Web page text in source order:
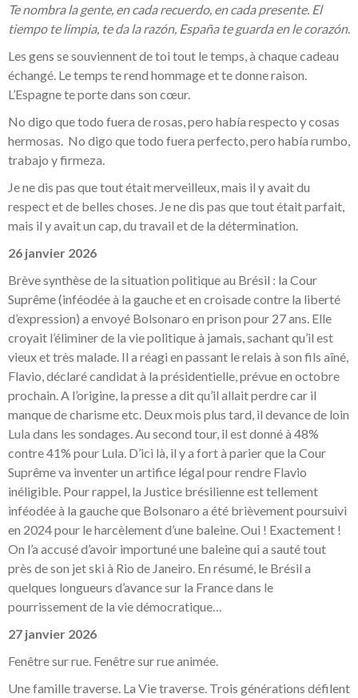
Te nombra la gente, en cada recuerdo, en cada presente. El
tiempo te limpia, te da la razón, España te guarda en le corazón.
Les gens se souviennent de toi tout le temps, à chaque cadeau
échangé. Le temps te rend hommage et te donne raison.
L’Espagne te porte dans son cœur.
No digo que todo fuera de rosas, pero había respecto y cosas
hermosas. No digo que todo fuera perfecto, pero había rumbo,
trabajo y firmeza.
Je ne dis pas que tout était merveilleux, mais il y avait du
respect et de belles choses. Je ne dis pas que tout était parfait,
mais il y avait un cap, du travail et de la détermination.
26 janvier 2026
Brève synthèse de la situation politique au Brésil : la Cour
Suprême (inféodée à la gauche et en croisade contre la liberté
d’expression) a envoyé Bolsonaro en prison pour 27 ans. Elle
croyait l’éliminer de la vie politique à jamais, sachant qu’il est
vieux et très malade. Il a réagi en passant le relais à son fils aîné,
Flavio, déclaré candidat à la présidentielle, prévue en octobre
prochain. A l’origine, la presse a dit qu’il allait perdre car il
manque de charisme etc. Deux mois plus tard, il devance de loin
Lula dans les sondages. Au second tour, il est donné à 48%
contre 41% pour Lula. D’ici là, il y a fort à parier que la Cour
Suprême va inventer un artifice légal pour rendre Flavio
inéligible. Pour rappel, la Justice brésilienne est tellement
inféodée à la gauche que Bolsonaro a été brièvement poursuivi
en 2024 pour le harcèlement d’une baleine. Oui ! Exactement !
On l’a accusé d’avoir importuné une baleine qui a sauté tout
près de son jet ski à Rio de Janeiro. En résumé, le Brésil a
quelques longueurs d’avance sur la France dans le
pourrissement de la vie démocratique…
27 janvier 2026
Fenêtre sur rue. Fenêtre sur rue animée.
Une famille traverse. La Vie traverse. Trois générations défilent